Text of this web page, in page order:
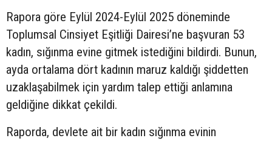
Rapora göre Eylül 2024-Eylül 2025 döneminde
Toplumsal Cinsiyet Eşitliği Dairesi’ne başvuran 53
kadın, sığınma evine gitmek istediğini bildirdi. Bunun,
ayda ortalama dört kadının maruz kaldığı şiddetten
uzaklaşabilmek için yardım talep ettiği anlamına
geldiğine dikkat çekildi.
Raporda, devlete ait bir kadın sığınma evinin